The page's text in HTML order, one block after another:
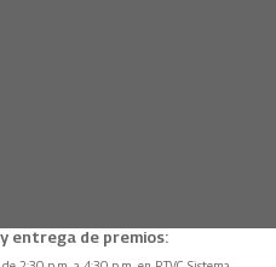
entrega de premios: